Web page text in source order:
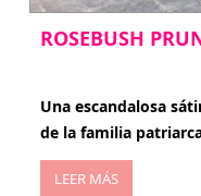
ROSEBUSH
Una escandalosa
de la familia
LEER MÁS